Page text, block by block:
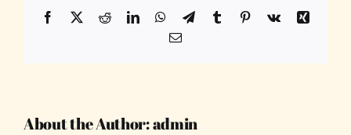
Facebook
X RedditLinkedInWhatsApp
TelegramTumblr Pinterest
Vk
Xing
Email
About the Author:admin